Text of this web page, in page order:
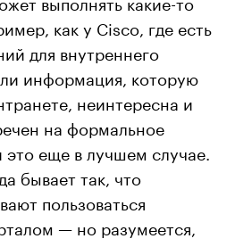
как у Cisco, где есть
для внутреннего
информация, которую
неинтересна и
на формальное
еще в лучшем случае.
бывает так, что
пользоваться
— но разумеется,